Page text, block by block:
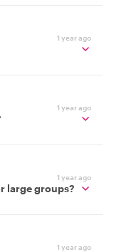
1 year ago
1 year ago
1 year ago
large groups?
1 year ago